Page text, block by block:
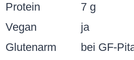
Protein
7 g
Vegan
ja
Glutenarm
bei GF-